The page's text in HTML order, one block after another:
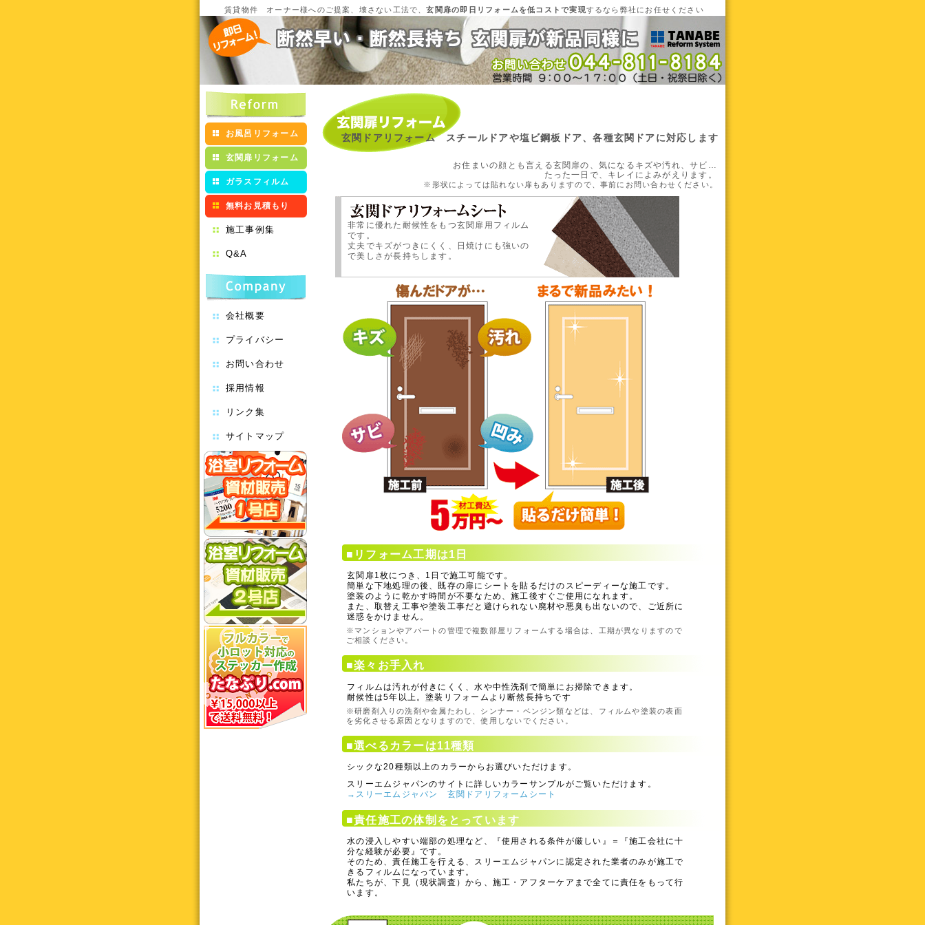
賃貸物件 オーナー様へのご提案、壊さない工法で、玄関扉の即日リフォームを低コストで実現するなら弊社にお任せください
玄関ドアリフォーム スチールドアや塩ビ鋼板ドア、各種玄関ドアに対応します
お住まいの顔とも言える玄関扉の、気になるキズや汚れ、サビ…
たった一日で、キレイによみがえります。
※形状によっては貼れない扉もありますので、事前にお問い合わせください。
非常に優れた耐候性をもつ玄関扉用フィルム
です。
丈夫でキズがつきにくく、日焼けにも強いの
で美しさが長持ちします。
■リフォーム工期は1日
玄関扉1枚につき、1日で施工可能です。
簡単な下地処理の後、既存の扉にシートを貼るだけのスピーディーな施工です。
塗装のように乾かす時間が不要なため、施工後すぐご使用になれます。
また、取替え工事や塗装工事だと避けられない廃材や悪臭も出ないので、ご近所に
迷惑をかけません。
※マンションやアパートの管理で複数部屋リフォームする場合は、工期が異なりますので
ご相談ください。
■楽々お手入れ
フィルムは汚れが付きにくく、水や中性洗剤で簡単にお掃除できます。
耐候性は5年以上。塗装リフォームより断然長持ちです
※研磨剤入りの洗剤や金属たわし、シンナー・ベンジン類などは、フィルムや塗装の表面
を劣化させる原因となりますので、使用しないでください。
■選べるカラーは11種類
シックな20種類以上のカラーからお選びいただけます。
スリーエムジャパンのサイトに詳しいカラーサンプルがご覧いただけます。
→スリーエムジャパン 玄関ドアリフォームシート
■責任施工の体制をとっています
水の浸入しやすい端部の処理など、『使用される条件が厳しい』＝『施工会社に十
分な経験が必要』です。
そのため、責任施工を行える、スリーエムジャパンに認定された業者のみが施工で
きるフィルムになっています。
私たちが、下見（現状調査）から、施工・アフターケアまで全てに責任をもって行
います。
お風呂リフォーム
玄関扉リフォーム
ガラスフィルム
無料お見積もり
施工事例集
Q&A
会社概要
プライバシー
お問い合わせ
採用情報
リンク集
サイトマップ